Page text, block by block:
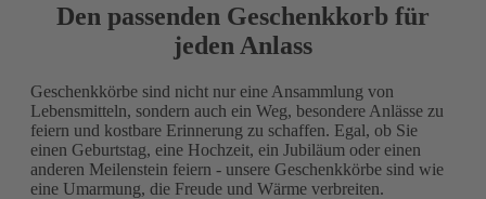
Den passenden Geschenkkorb für
jeden Anlass
Geschenkkörbe sind nicht nur eine Ansammlung von
Lebensmitteln, sondern auch ein Weg, besondere Anlässe zu
feiern und kostbare Erinnerung zu schaffen. Egal, ob Sie
einen Geburtstag, eine Hochzeit, ein Jubiläum oder einen
anderen Meilenstein feiern - unsere Geschenkkörbe sind wie
eine Umarmung, die Freude und Wärme verbreiten.